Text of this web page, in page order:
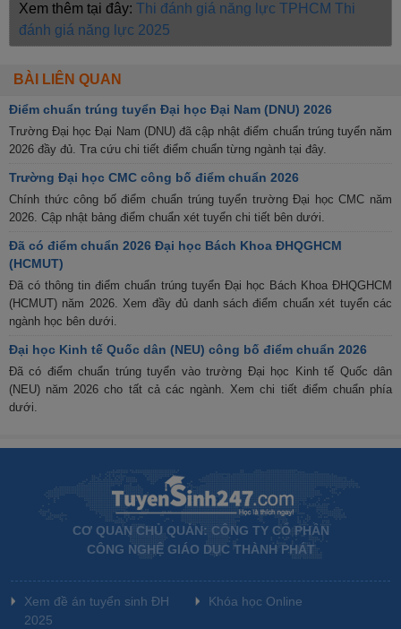
Xem thêm tại đây: Thi đánh giá năng lực TPHCM Thi
đánh giá năng lực 2025
BÀI LIÊN QUAN
Điểm chuẩn trúng tuyển Đại học Đại Nam (DNU) 2026
Trường Đại học Đại Nam (DNU) đã cập nhật điểm chuẩn trúng tuyển năm
2026 đầy đủ. Tra cứu chi tiết điểm chuẩn từng ngành tại đây.
Trường Đại học CMC công bố điểm chuẩn 2026
Chính thức công bố điểm chuẩn trúng tuyển trường Đại học CMC năm
2026. Cập nhật bảng điểm chuẩn xét tuyển chi tiết bên dưới.
Đã có điểm chuẩn 2026 Đại học Bách Khoa ĐHQGHCM
(HCMUT)
Đã có thông tin điểm chuẩn trúng tuyển Đại học Bách Khoa ĐHQGHCM
(HCMUT) năm 2026. Xem đầy đủ danh sách điểm chuẩn xét tuyển các
ngành học bên dưới.
Đại học Kinh tế Quốc dân (NEU) công bố điểm chuẩn 2026
Đã có điểm chuẩn trúng tuyển vào trường Đại học Kinh tế Quốc dân
(NEU) năm 2026 cho tất cả các ngành. Xem chi tiết điểm chuẩn phía
dưới.
CƠ QUAN CHỦ QUẢN: CÔNG TY CỔ PHẦN
CÔNG NGHỆ GIÁO DỤC THÀNH PHÁT
Xem đề án tuyển sinh ĐH
2025
Khóa học Online